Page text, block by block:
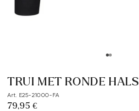
TRUI MET RONDE HALS
Art. E25-21000-FA
79,95 €